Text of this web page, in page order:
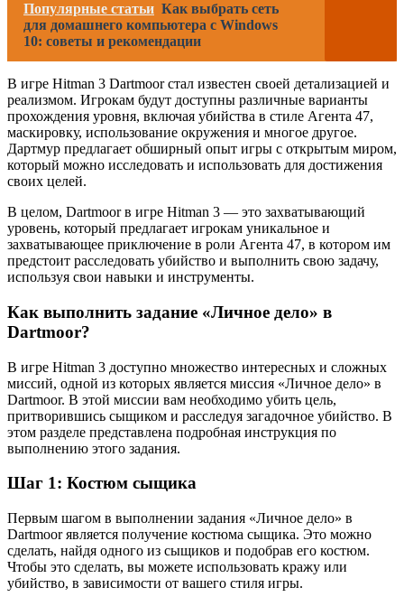
Популярные статьи Как выбрать сеть
для домашнего компьютера с Windows
10: советы и рекомендации
В игре Hitman 3 Dartmoor стал известен своей детализацией и
реализмом. Игрокам будут доступны различные варианты
прохождения уровня, включая убийства в стиле Агента 47,
маскировку, использование окружения и многое другое.
Дартмур предлагает обширный опыт игры с открытым миром,
который можно исследовать и использовать для достижения
своих целей.
В целом, Dartmoor в игре Hitman 3 — это захватывающий
уровень, который предлагает игрокам уникальное и
захватывающее приключение в роли Агента 47, в котором им
предстоит расследовать убийство и выполнить свою задачу,
используя свои навыки и инструменты.
Как выполнить задание «Личное дело» в
Dartmoor?
В игре Hitman 3 доступно множество интересных и сложных
миссий, одной из которых является миссия «Личное дело» в
Dartmoor. В этой миссии вам необходимо убить цель,
притворившись сыщиком и расследуя загадочное убийство. В
этом разделе представлена подробная инструкция по
выполнению этого задания.
Шаг 1: Костюм сыщика
Первым шагом в выполнении задания «Личное дело» в
Dartmoor является получение костюма сыщика. Это можно
сделать, найдя одного из сыщиков и подобрав его костюм.
Чтобы это сделать, вы можете использовать кражу или
убийство, в зависимости от вашего стиля игры.